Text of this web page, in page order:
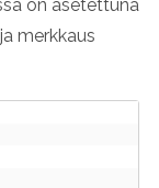
on asetettuna
merkkaus